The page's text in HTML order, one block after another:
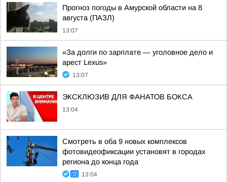
Прогноз погоды в Амурской области на 8
августа (ПАЗЛ)
13:07
«За долги по зарплате — уголовное дело и
арест Lexus»
13:07
ЭКСКЛЮЗИВ ДЛЯ ФАНАТОВ БОКСА
13:04
Смотреть в оба 9 новых комплексов
фотовидеофиксации установят в городах
региона до конца года
13:04